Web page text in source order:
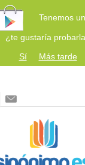
Tenemos
¿te gustaría
Sí
Más tarde